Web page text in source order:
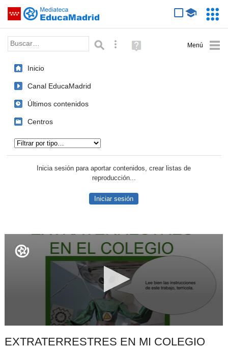
Saltar navegación
Palabra o frase: Búsqueda avanzada
Ayuda
(en
Inicio
Canal EducaMadrid
Últimos contenidos
Centros
Inicia sesión para aportar contenidos, crear listas de
reproducción...
Iniciar sesión
EXTRATERRESTRES EN MI COLEGIO